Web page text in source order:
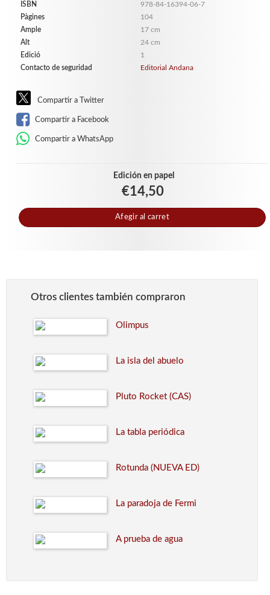
ISBN
978-84-16394-06-7
Pàgines
104
Ample
17 cm
Alt
24 cm
Edició
1
Contacto de seguridad
Editorial Andana
Compartir a Twitter
Compartir a Facebook
Compartir a WhatsApp
Edición en papel
€14,50
Afegir al carret
Otros clientes también compraron
Olimpus
La isla del abuelo
Pluto Rocket (CAS)
La tabla periódica
Rotunda (NUEVA ED)
La paradoja de Fermi
A prueba de agua